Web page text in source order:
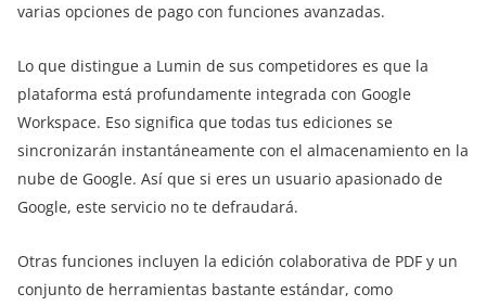
varias opciones de pago con funciones avanzadas.
Lo que distingue a Lumin de sus competidores es que la
plataforma está profundamente integrada con Google
Workspace. Eso significa que todas tus ediciones se
sincronizarán instantáneamente con el almacenamiento en la
nube de Google. Así que si eres un usuario apasionado de
Google, este servicio no te defraudará.
Otras funciones incluyen la edición colaborativa de PDF y un
conjunto de herramientas bastante estándar, como